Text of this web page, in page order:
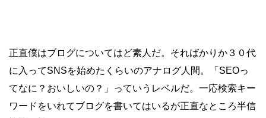
正直僕はブログについてはど素人だ。そればかりか３０代
に入ってSNSを始めたくらいのアナログ人間。「SEOっ
てなに？おいしいの？」っていうレベルだ。一応検索キー
ワードをいれてブログを書いてはいるが正直なところ半信